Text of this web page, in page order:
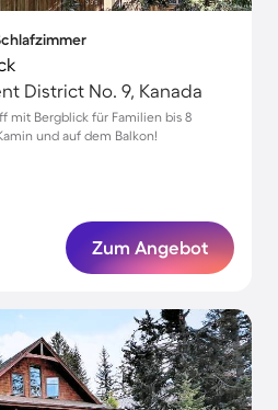
District No. 9, Kanada
mit Bergblick für Familien bis 8
und auf dem Balkon!
Zum Angebot